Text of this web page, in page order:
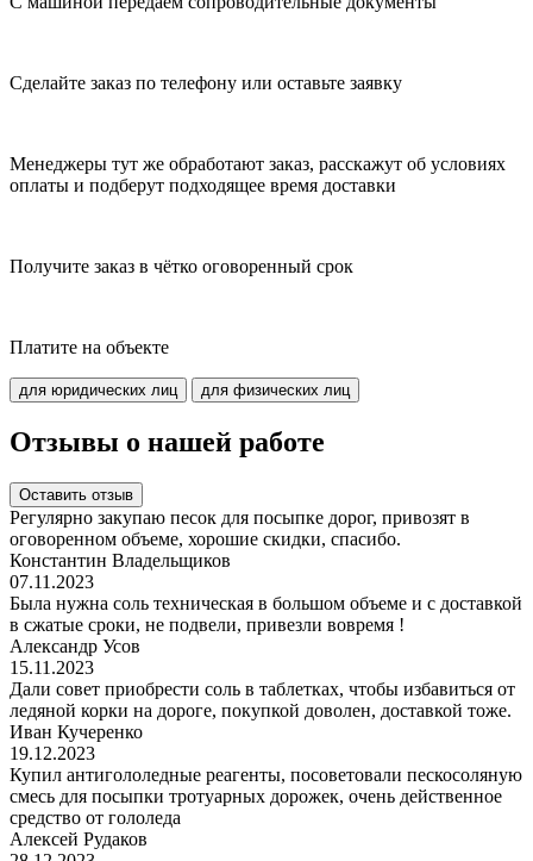
Сделайте заказ по телефону или оставьте заявку
Менеджеры тут же обработают заказ, расскажут об условиях
оплаты и подберут подходящее время доставки
Получите заказ в чётко оговоренный срок
Платите на объекте
для юридических лиц для физических лиц
Отзывы о нашей работе
Оставить отзыв
Регулярно закупаю песок для посыпке дорог, привозят в
оговоренном объеме, хорошие скидки, спасибо.
Константин Владельщиков
07.11.2023
Была нужна соль техническая в большом объеме и с доставкой
в сжатые сроки, не подвели, привезли вовремя !
Александр Усов
15.11.2023
Дали совет приобрести соль в таблетках, чтобы избавиться от
ледяной корки на дороге, покупкой доволен, доставкой тоже.
Иван Кучеренко
19.12.2023
Купил антигололедные реагенты, посоветовали пескосоляную
смесь для посыпки тротуарных дорожек, очень действенное
средство от гололеда
Алексей Рудаков